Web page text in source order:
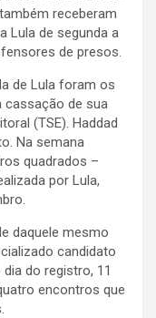
receberam
Lula de segunda a
de presos.
de Lula foram os
cassação de sua
(TSE). Haddad
Na semana
quadrados –
por Lula,
daquele mesmo
candidato
do registro, 11
encontros que